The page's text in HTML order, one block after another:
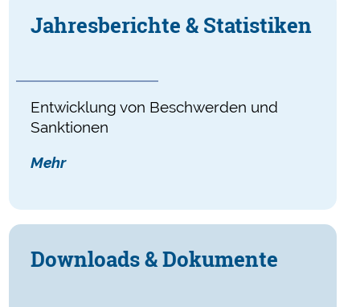
Jahres­berichte & Statistiken
Entwicklung von Beschwerden und
Sanktionen
Mehr
Downloads & Dokumente